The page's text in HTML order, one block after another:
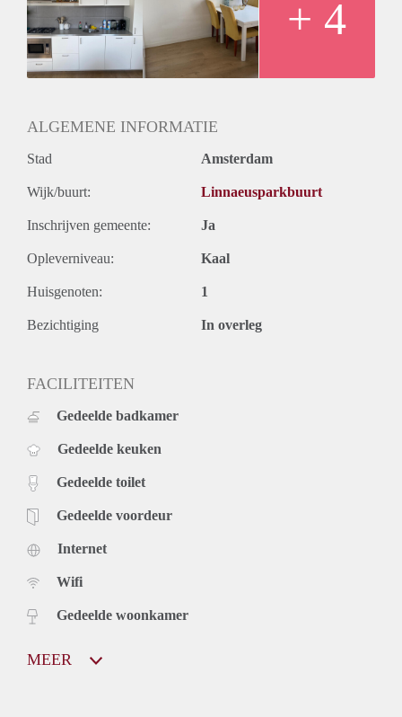
+ 4
ALGEMENE INFORMATIE
Stad Amsterdam
Wijk/buurt: Linnaeusparkbuurt
Inschrijven gemeente: Ja
Opleverniveau: Kaal
Huisgenoten: 1
Bezichtiging In overleg
FACILITEITEN
Gedeelde badkamer
Gedeelde keuken
Gedeelde toilet
Gedeelde voordeur
Internet
Wifi
Gedeelde woonkamer
MEER